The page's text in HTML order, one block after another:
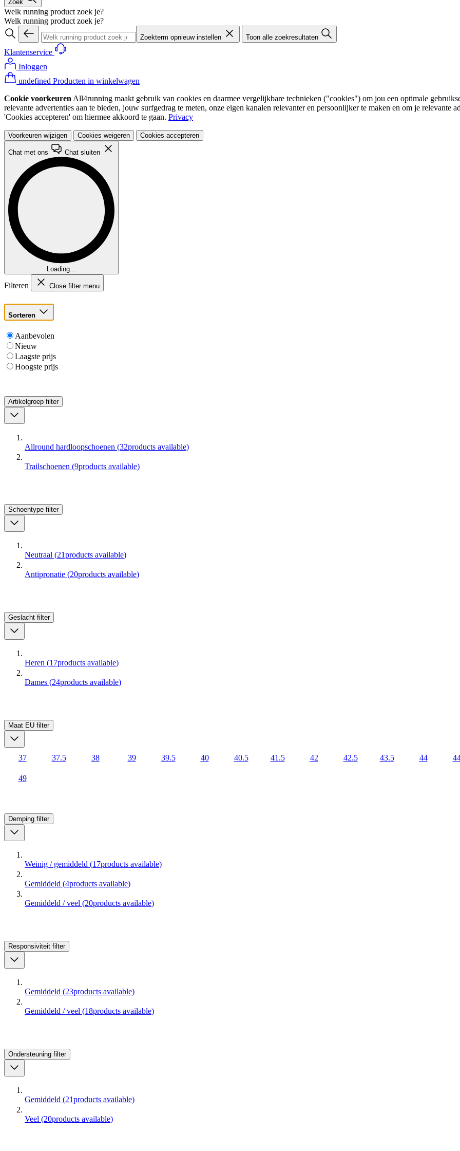
Zoek
Welk running product zoek je?
Welk running product zoek je?
Zoekterm opnieuw instellen Toon alle zoekresultaten
Klantenservice
Inloggen
undefined Producten in winkelwagen
Cookie voorkeuren All4running maakt gebruik van cookies en daarmee vergelijkbare technieken ("cookies") om jou een optimale
relevante advertenties aan te bieden, jouw surfgedrag te meten, onze eigen kanalen relevanter en persoonlijker te maken en om je relevante
'Cookies accepteren' om hiermee akkoord te gaan. Privacy
Voorkeuren wijzigen Cookies weigeren Cookies accepteren
Chat met ons Chat sluiten
Loading...
Filteren Close filter menu
Sorteren
Aanbevolen
Nieuw
Laagste prijs
Hoogste prijs
Artikelgroep filter
Allround hardloopschoenen (32products available)
Trailschoenen (9products available)
Schoentype filter
Neutraal (21products available)
Antipronatie (20products available)
Geslacht filter
Heren (17products available)
Dames (24products available)
Maat EU filter
37 37.5 38 39 39.5 40 40.5 41.5 42 42.5 43.5 44
49
Demping filter
Weinig / gemiddeld (17products available)
Gemiddeld (4products available)
Gemiddeld / veel (20products available)
Responsiviteit filter
Gemiddeld (23products available)
Gemiddeld / veel (18products available)
Ondersteuning filter
Gemiddeld (21products available)
Veel (20products available)